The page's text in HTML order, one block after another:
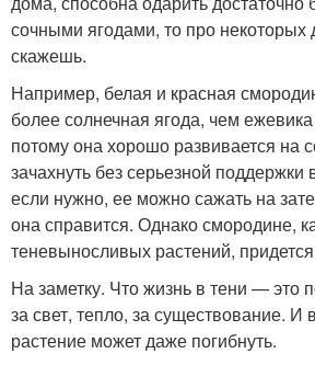
сочными ягодами, то про некоторых
скажешь.
Например, белая и красная
более солнечная ягода, чем
потому она хорошо развивается на
зачахнуть без серьезной поддержки
если нужно, ее можно сажать на
она справится. Однако смородине,
теневыносливых растений,
На заметку. Что жизнь в тени — это
за свет, тепло, за существование. И
растение может даже погибнуть.